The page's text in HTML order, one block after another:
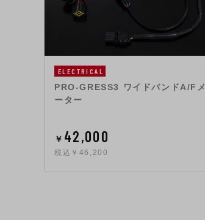
ELECTRICAL
PRO-GRESS3 ワイドバンドA/Fメ
ーター
￥ 42,000
税込￥46,200